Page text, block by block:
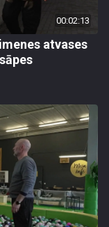
00:02:13
atvases